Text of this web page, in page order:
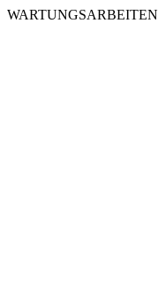
WARTUNGSARBEITEN